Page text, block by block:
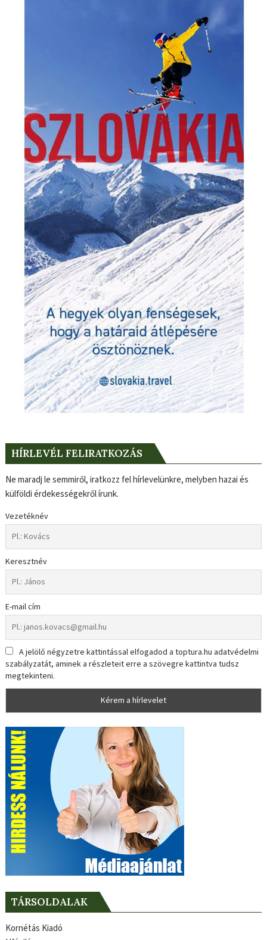
HÍRLEVÉL FELIRATKOZÁS
Ne maradj le semmiről, iratkozz fel hírlevelünkre, melyben hazai és
külföldi érdekességekről írunk.
Vezetéknév
Keresztnév
E-mail cím
A jelölő négyzetre kattintással elfogadod a toptura.hu adatvédelmi
szabályzatát, aminek a részleteit erre a szövegre kattintva tudsz
megtekinteni.
TÁRSOLDALAK
Kornétás Kiadó